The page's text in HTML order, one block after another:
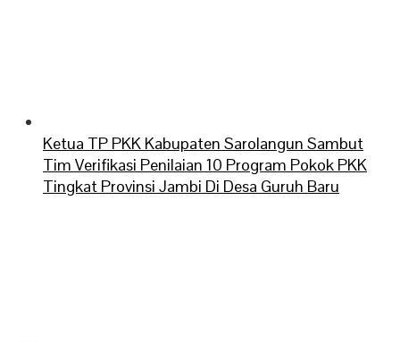
Ketua TP PKK Kabupaten Sarolangun Sambut
Tim Verifikasi Penilaian 10 Program Pokok PKK
Tingkat Provinsi Jambi Di Desa Guruh Baru